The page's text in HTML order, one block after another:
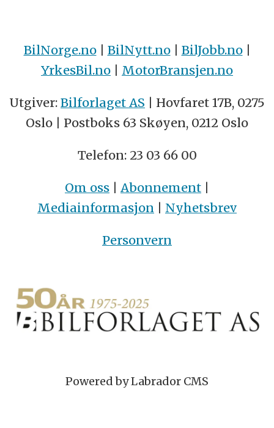
BilNorge.no| BilNytt.no| BilJobb.no|
YrkesBil.no | MotorBransjen.no
Utgiver: Bilforlaget AS | Hovfaret 17B, 0275
Oslo | Postboks 63 Skøyen, 0212 Oslo
Telefon: 23 03 66 00
Om oss | Abonnement |
Mediainformasjon | Nyhetsbrev
Personvern
Powered by Labrador CMS